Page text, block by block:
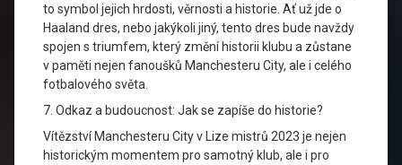
to symbol jejich hrdosti, věrnosti a historie. Ať už jde o
Haaland dres, nebo jakýkoli jiný, tento dres bude navždy
spojen s triumfem, který změní historii klubu a zůstane
v paměti nejen fanoušků Manchesteru City, ale i celého
fotbalového světa.
7. Odkaz a budoucnost: Jak se zapíše do historie?
Vítězství Manchesteru City v Lize mistrů 2023 je nejen
historickým momentem pro samotný klub, ale i pro